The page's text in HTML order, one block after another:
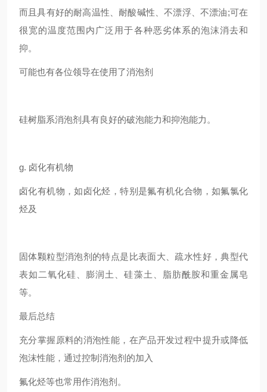
而且具有好的耐高温性、耐酸碱性、不漂浮、不漂油;可在
很宽的温度范围内广泛用于各种恶劣体系的泡沫消去和
抑。
可能也有各位领导在使用了消泡剂
硅树脂系消泡剂具有良好的破泡能力和抑泡能力。
g. 卤化有机物
卤化有机物，如卤化烃，特别是氟有机化合物，如氟氯化
烃及
固体颗粒型消泡剂的特点是比表面大、疏水性好，典型代
表如二氧化硅、膨润土、硅藻土、脂肪酰胺和重金属皂
等。
最后总结
充分掌握原料的消泡性能，在产品开发过程中提升或降低
泡沫性能，通过控制消泡剂的加入
氟化烃等也常用作消泡剂。